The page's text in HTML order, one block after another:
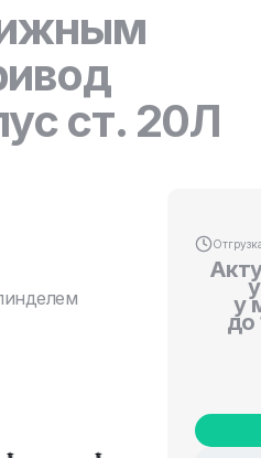
ст. 20Л
у
до